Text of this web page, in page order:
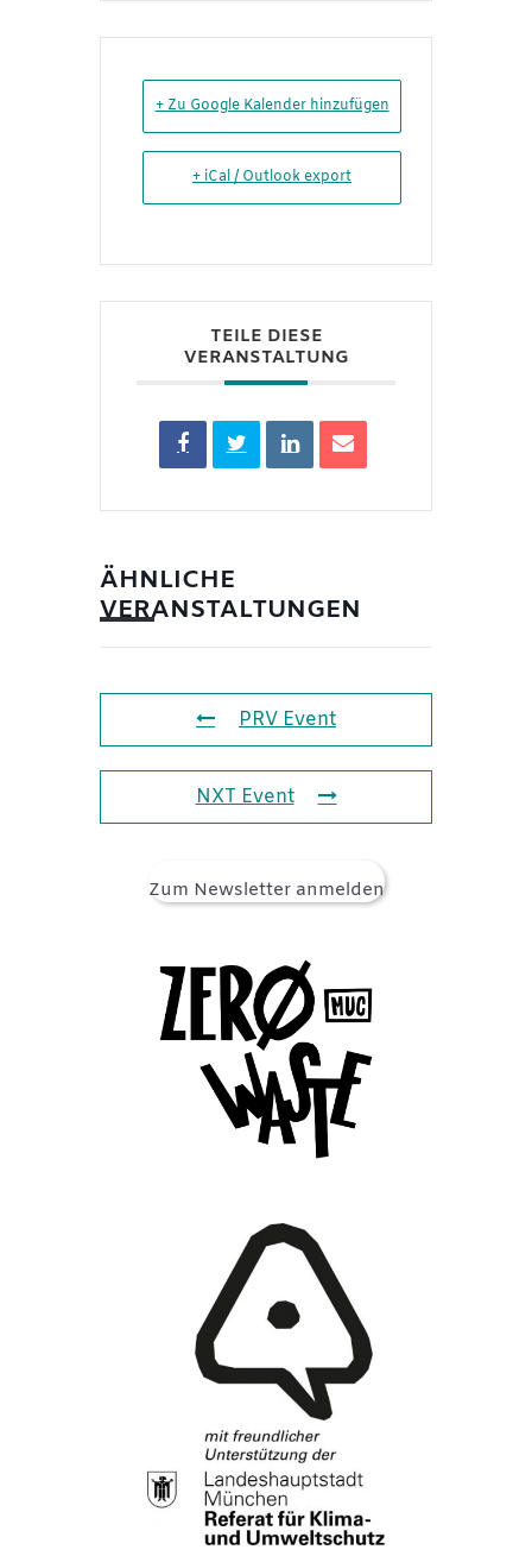
+ Zu Google Kalender hinzufügen
+ iCal / Outlook export
TEILE DIESE
VERANSTALTUNG
ÄHNLICHE
VERANSTALTUNGEN
PRV Event
NXT Event
Zum Newsletter anmelden